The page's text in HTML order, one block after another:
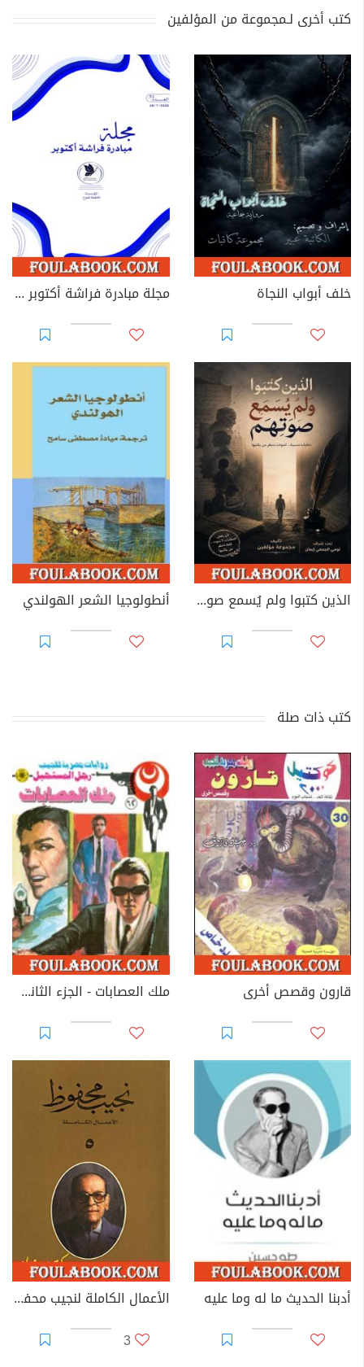
كتب أخرى لـمجموعة من المؤلفين
خلف أبواب النجاة مجلة مبادرة فراشة أكتوبر - العدد 39
الذين كتبوا ولم يُسمع صوتهم أنطولوجيا الشعر الهولندي
كتب ذات صلة
قارون وقصص أخرى ملك العصابات - الجزء الثاني - سلسلة رجل المستحيل
أدبنا الحديث ما له وما عليه
الأعمال الكاملة لنجيب محفوظ 5
3